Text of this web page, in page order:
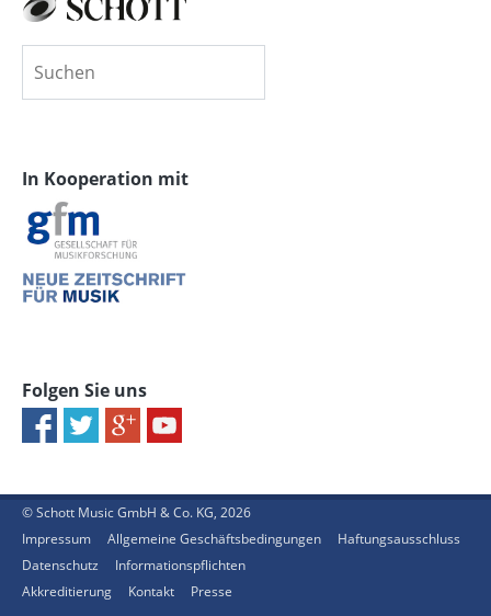
In Kooperation mit
Folgen Sie uns
© Schott Music GmbH & Co. KG, 2026
Impressum
Allgemeine Geschäftsbedingungen
Haftungsausschluss
Datenschutz
Informationspflichten
Akkreditierung
Kontakt Presse